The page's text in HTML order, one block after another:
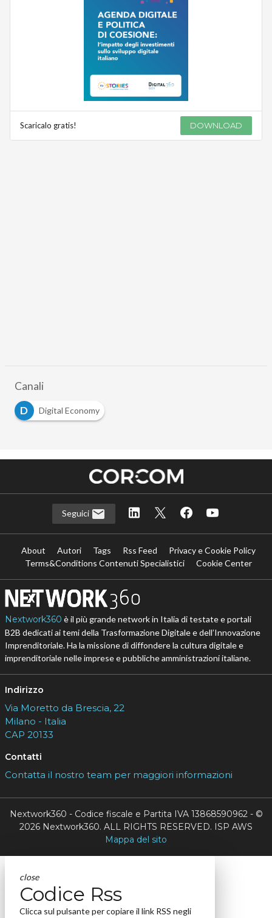
Scaricalo gratis! DOWNLOAD
Canali
D
Digital Economy
Seguici
About Autori Tags Rss Feed
Privacy e Cookie Policy
Terms&Conditions Contenuti Specialistici
Cookie Center
Nextwork360 è il più grande network in Italia di testate e portali
B2B dedicati ai temi della Trasformazione Digitale e dell’Innovazione
Imprenditoriale. Ha la missione di diffondere la cultura digitale e
imprenditoriale nelle imprese e pubbliche amministrazioni italiane.
Indirizzo
Via Moretto da Brescia, 22
Milano - Italia
CAP 20133
Contatti
Contatta il nostro team per maggiori informazioni
Nextwork360 - Codice fiscale e Partita IVA 13868590962 - ©
2026 Nextwork360. ALL RIGHTS RESERVED. ISP AWS
Mappa del sito
close
Codice Rss
Clicca sul pulsante per copiare il link RSS negli